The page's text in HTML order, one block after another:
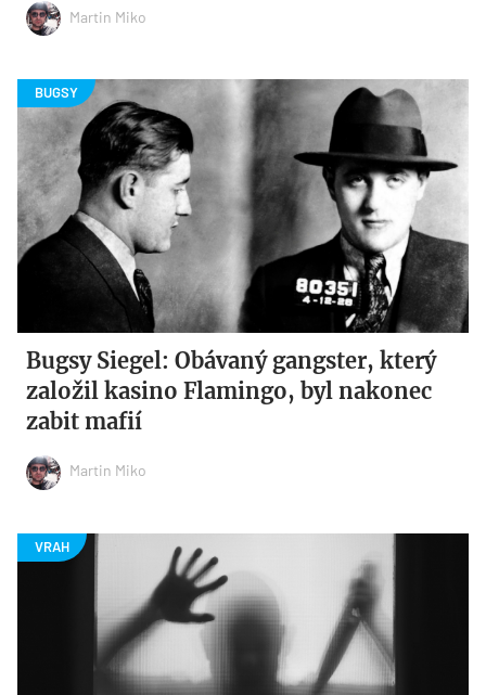
Martin Miko
Bugsy Siegel: Obávaný gangster, který
založil kasino Flamingo, byl nakonec
zabit mafií
Martin Miko